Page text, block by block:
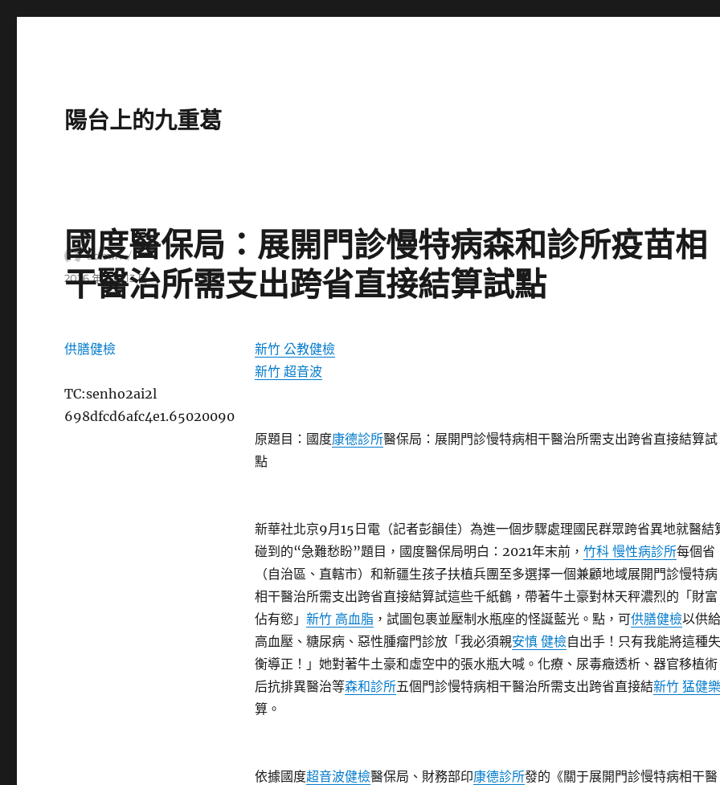
陽台上的九重葛
國度醫保局：展開門診慢特病森和診所疫苗相
干醫治所需支出跨省直接結算試點
新竹 公教健檢
新竹 超音波
原題目：國度康德診所醫保局：展開門診慢特病相干醫治所需支出跨省直接結算試
點
新華社北京9月15日電（記者彭韻佳）為進一個步驟處理國民群眾跨省異地就醫結
碰到的“急難愁盼”題目，國度醫保局明白：2021年末前， 竹科 慢性病診所每個省
（自治區、直轄市）和新疆生孩子扶植兵團至多選擇一個兼顧地域展開門診慢特病
相干醫治所需支出跨省直接結算試這些千紙鶴，帶著牛土豪對林天秤濃烈的「財富
佔有慾」 新竹 高血脂 ，試圖包裹並壓制水瓶座的怪誕藍光。點，可供膳健檢以供給
高血壓、糖尿病、惡性腫瘤門診放「我必須親安慎 健檢自出手！只有我能將這種失
衡導正！」她對著牛土豪和虛空中的張水瓶大喊。化療、尿毒癥透析、器官移植術
后抗排異醫治等森和診所五個門診慢特病相干醫治所需支出跨省直接結新竹 猛健樂
算。
依據國度超音波健檢醫保局、財務部印康德診所發的《關于展開門診慢特病相干醫
供膳健檢
TC:senho2ai2l
698dfcd6afc4e1.65020090
作
者
admin
發
2026 年 2 月 13 日